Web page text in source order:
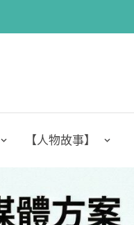
【人物故事】